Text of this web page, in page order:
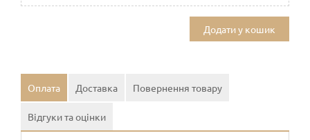
Додати у кошик
Оплата Доставка Повернення товару
Відгуки та оцінки